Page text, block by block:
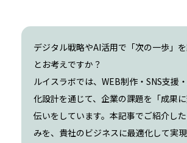
デジタル戦略やAI活用で「次の一歩」
とお考えですか？
ルイスラボでは、WEB制作・SNS支援
化設計を通じて、企業の課題を「成果
伝いをしています。本記事でご紹介し
みを、貴社のビジネスに最適化して実現